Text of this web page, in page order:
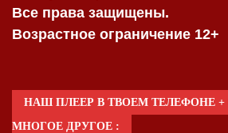
Все права защищены.
Возрастное ограничение 12+
НАШ ПЛЕЕР В ТВОЕМ ТЕЛЕФОНЕ
МНОГОЕ ДРУГОЕ :